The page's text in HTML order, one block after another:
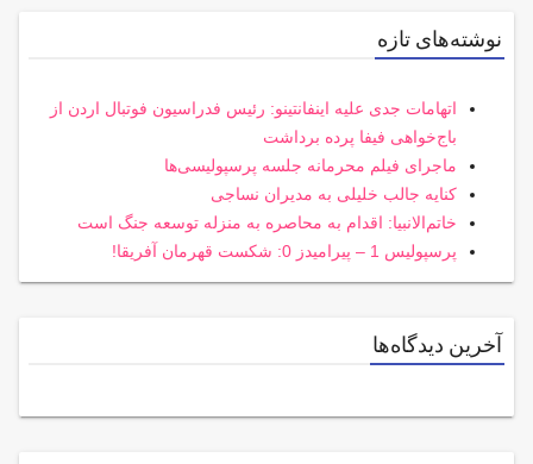
نوشته‌های تازه
اتهامات جدی علیه اینفانتینو: رئیس فدراسیون فوتبال اردن از
باج‌خواهی فیفا پرده برداشت
ماجرای فیلم محرمانه جلسه پرسپولیسی‌ها
کنایه جالب خلیلی به مدیران نساجی
خاتم‌الانبیا: اقدام به محاصره به منزله توسعه جنگ است
پرسپولیس 1 – پیرامیدز 0: شکست قهرمان آفریقا!
آخرین دیدگاه‌ها